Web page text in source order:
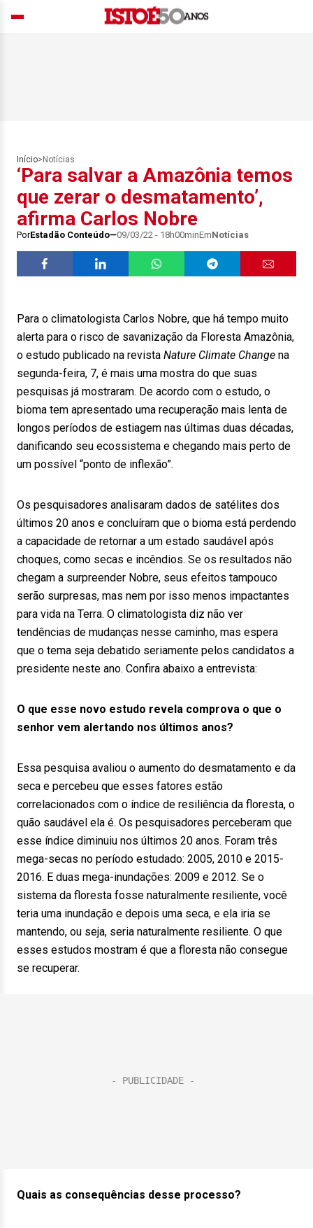
Início> Notícias
‘Para salvar a Amazônia temos
que zerar o desmatamento’,
afirma Carlos Nobre
PorEstadão Conteúdo 09/03/22 - 18h00minEmNotícias
Para o climatologista Carlos Nobre, que há tempo muito
alerta para o risco de savanização da Floresta Amazônia,
o estudo publicado na revista Nature Climate Change na
segunda-feira, 7, é mais uma mostra do que suas
pesquisas já mostraram. De acordo com o estudo, o
bioma tem apresentado uma recuperação mais lenta de
longos períodos de estiagem nas últimas duas décadas,
danificando seu ecossistema e chegando mais perto de
um possível “ponto de inflexão”.
Os pesquisadores analisaram dados de satélites dos
últimos 20 anos e concluíram que o bioma está perdendo
a capacidade de retornar a um estado saudável após
choques, como secas e incêndios. Se os resultados não
chegam a surpreender Nobre, seus efeitos tampouco
serão surpresas, mas nem por isso menos impactantes
para vida na Terra. O climatologista diz não ver
tendências de mudanças nesse caminho, mas espera
que o tema seja debatido seriamente pelos candidatos a
presidente neste ano. Confira abaixo a entrevista:
O que esse novo estudo revela comprova o que o
senhor vem alertando nos últimos anos?
Essa pesquisa avaliou o aumento do desmatamento e da
seca e percebeu que esses fatores estão
correlacionados com o índice de resiliência da floresta, o
quão saudável ela é. Os pesquisadores perceberam que
esse índice diminuiu nos últimos 20 anos. Foram três
mega-secas no período estudado: 2005, 2010 e 2015-
2016. E duas mega-inundações: 2009 e 2012. Se o
sistema da floresta fosse naturalmente resiliente, você
teria uma inundação e depois uma seca, e ela iria se
mantendo, ou seja, seria naturalmente resiliente. O que
esses estudos mostram é que a floresta não consegue
se recuperar.
Quais as consequências desse processo?